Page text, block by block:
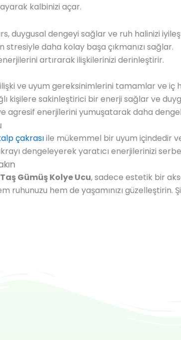
kalbinizi açar.
duygusal dengeyi sağlar ve ruh halinizi
stresiyle daha kolay başa çıkmanızı sağlar.
artırarak ilişkilerinizi derinleştirir.
ve uyum gereksinimlerini tamamlar ve iç
kişilere sakinleştirici bir enerji sağlar ve
agresif enerjilerini yumuşatarak daha
çakrasıile mükemmel bir uyum içindedir
dengeleyerek yaratıcı enerjilerinizi
Gümüş Kolye Ucu, sadece estetik bir
ruhunuzu hem de yaşamınızı güzelleştirin.